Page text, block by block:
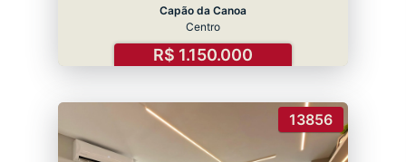
Capão da Canoa
Centro
R$ 1.150.000
13856